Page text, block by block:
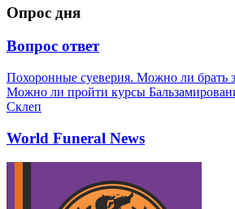
Опрос дня
Вопрос ответ
Похоронные суеверия. Можно ли брать
Можно ли пройти курсы
Склеп
World Funeral News